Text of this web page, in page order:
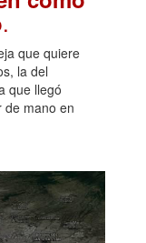
.
que quiere
la del
que llegó
de mano en